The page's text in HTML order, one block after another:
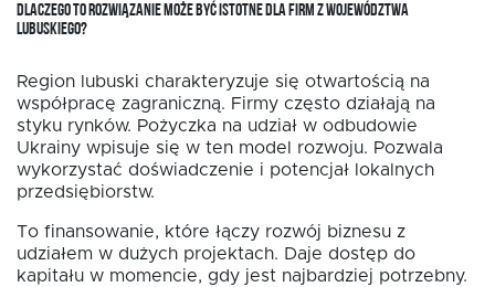
DLACZEGO TO ROZWIĄZANIE MOŻE BYĆ ISTOTNE DLA FIRM Z WOJEWÓDZTWA
LUBUSKIEGO?
Region lubuski charakteryzuje się otwartością na
współpracę zagraniczną. Firmy często działają na
styku rynków. Pożyczka na udział w odbudowie
Ukrainy wpisuje się w ten model rozwoju. Pozwala
wykorzystać doświadczenie i potencjał lokalnych
przedsiębiorstw.
To finansowanie, które łączy rozwój biznesu z
udziałem w dużych projektach. Daje dostęp do
kapitału w momencie, gdy jest najbardziej potrzebny.